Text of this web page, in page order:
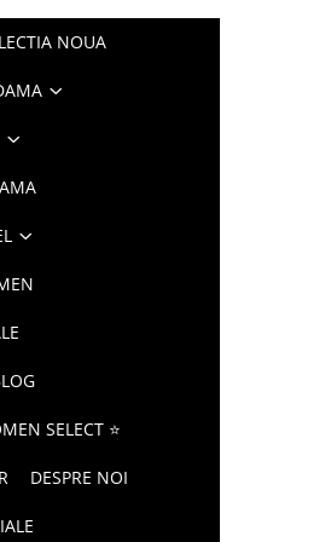
NOUA
SELECT ⭐
DESPRE NOI